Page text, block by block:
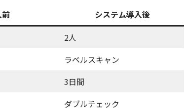
システム導入後
2人
ラベルスキャン
3日間
ダブルチェック